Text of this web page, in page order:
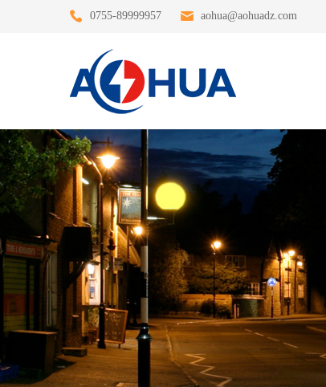
0755-89999957 aohua@aohuadz.com